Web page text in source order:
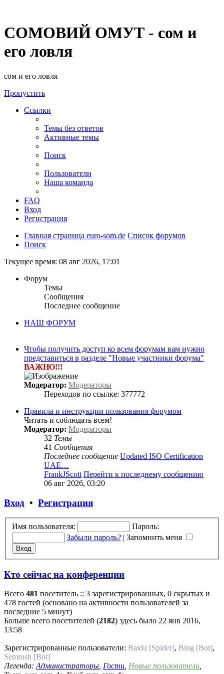
СОМОВИЙ ОМУТ - сом и
его ловля
сом и его ловля
Пропустить
Ссылки
Темы без ответов
Активные темы
Поиск
Пользователи
Наша команда
FAQ
Вход
Регистрация
Главная страница euro-som.de Список форумов
Поиск
Текущее время: 08 авг 2026, 17:01
Форум
Темы
Сообщения
Последнее сообщение
НАШ ФОРУМ
Чтобы получить доступ ко всем форумам вам нужно
представиться в разделе "Новые участники форума"
ВАЖНО!!!
Модератор: Модераторы
Переходов по ссылке: 377772
Правила и инструкции пользования форумом
Читать и соблюдать всем!
Модератор: Модераторы
32 Темы
41 Сообщения
Последнее сообщение Updated ISO Certification
UAE…
FrankJScott Перейти к последнему сообщению
06 авг 2026, 03:20
Вход • Регистрация
Имя пользователя:
Пароль:
Забыли пароль? | Запомнить меня
Кто сейчас на конференции
Всего 481 посетитель :: 3 зарегистрированных, 0 скрытых и
478 гостей (основано на активности пользователей за
последние 5 минут)
Больше всего посетителей (2182) здесь было 22 янв 2016,
13:58
Зарегистрированные пользователи: Baidu [Spider], Bing [Bot],
Semrush [Bot]
Легенда: Администраторы Гости Новые пользователи